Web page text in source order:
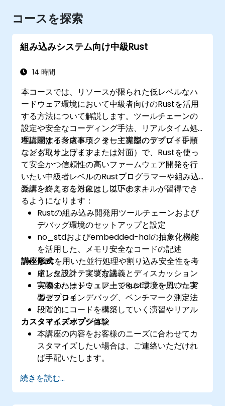
コースを探索
組み込みシステム向け中級Rust
14 時間
本コースでは、リソースが限られた低レベルなハ
ードウェア環境において中級者向けのRustを活用
する方法について解説します。ツールチェーンの
設定や安全なコーディング手法、リアルタイム処
理に関する考慮事項、そして実際のデプロイ手順
なども取り上げます。
本講座はインストラクター主導型のライブトレー
ニング（オンラインまたは対面）で、Rustを使っ
て安全かつ信頼性の高いファームウェア開発を行
いたい中級者レベルのRustプログラマーや組み込
みエンジニアを対象としています。
受講を終えるころには、以下のスキルが習得でき
るようになります：
Rustの組み込み開発用ツールチェーンおよび
デバッグ環境のセットアップと設定
no_stdおよびembedded-halの抽象化機能
を活用した、メモリ安全なコードの記述
Rustを用いた並行処理や割り込み安全性を考
慮した設計・実装方法
実際のハードウェア上でRustファームウェア
のデプロイ、デバッグ、ベンチマーク測定法
講座形式
インタラクティブな講義とディスカッション
実物またはシミュレーション環境を用いた実
習セッション
段階的にコードを構築していく演習やリアル
タイムデバッグ体験
カスタマイズオプション
本講座の内容をお客様のニーズに合わせてカ
スタマイズしたい場合は、ご連絡いただけれ
ば手配いたします。
続きを読む...